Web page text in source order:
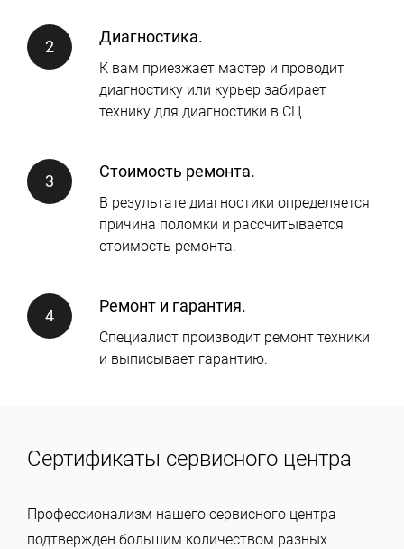
Диагностика.
К вам приезжает мастер и проводит
диагностику или курьер забирает
технику для диагностики в СЦ.
Стоимость ремонта.
В результате диагностики определяется
причина поломки и рассчитывается
стоимость ремонта.
Ремонт и гарантия.
Специалист производит ремонт техники
и выписывает гарантию.
Сертификаты сервисного центра
Профессионализм нашего сервисного центра
подтвержден большим количеством разных